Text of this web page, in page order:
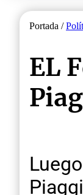
Portada /
EL